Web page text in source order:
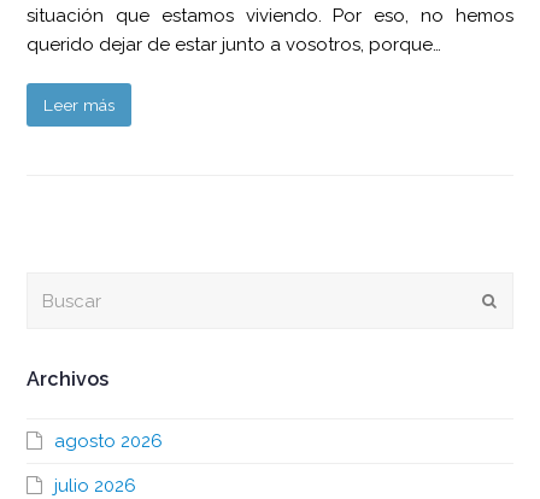
situación que estamos viviendo. Por eso, no hemos
querido dejar de estar junto a vosotros, porque…
Leer más
Archivos
agosto 2026
julio 2026